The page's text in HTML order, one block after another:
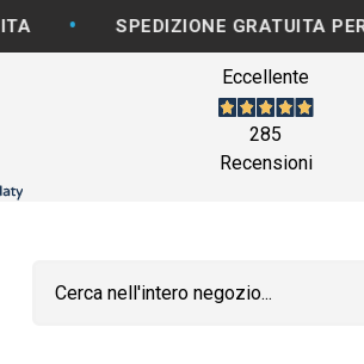
SPEDIZIONE GRATUITA PER ORDINI
Eccellente
285
Recensioni